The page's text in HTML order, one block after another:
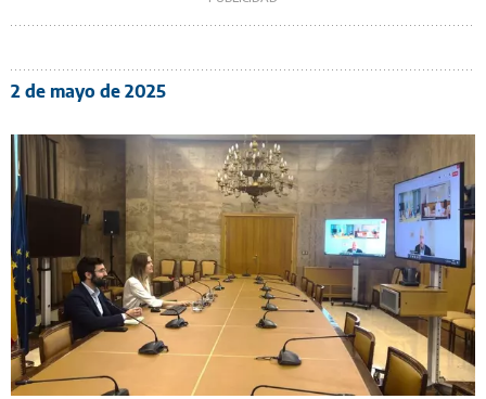
2 de mayo de 2025